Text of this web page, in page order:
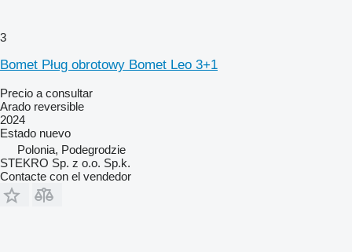
3
Bomet Pług obrotowy Bomet Leo 3+1
Precio a consultar
Arado reversible
2024
Estado nuevo
Polonia, Podegrodzie
STEKRO Sp. z o.o. Sp.k.
Contacte con el vendedor